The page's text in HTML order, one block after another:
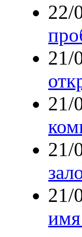
22/
21/
21/
21/
21/